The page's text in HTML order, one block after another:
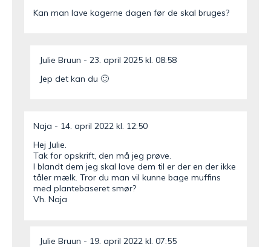
Kan man lave kagerne dagen før de skal bruges?
Julie Bruun
23. april 2025 kl. 08:58
Jep det kan du 🙂
Naja
14. april 2022 kl. 12:50
Hej Julie.
Tak for opskrift, den må jeg prøve.
I blandt dem jeg skal lave dem til er der en der ikke
tåler mælk. Tror du man vil kunne bage muffins
med plantebaseret smør?
Vh. Naja
Julie Bruun
19. april 2022 kl. 07:55